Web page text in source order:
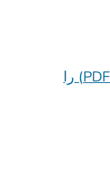
بخش پرسش های متداول برنامه (PDF) را